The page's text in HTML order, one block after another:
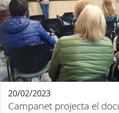
Campanet projecta el
20/02/2023